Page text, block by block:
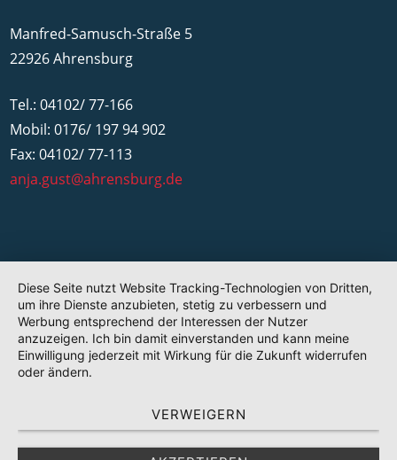
Manfred-Samusch-Straße 5
22926 Ahrensburg
Tel.: 04102/ 77-166
Mobil: 0176/ 197 94 902
Fax: 04102/ 77-113
anja.gust@ahrensburg.de
Diese Seite nutzt Website Tracking-Technologien von Dritten,
um ihre Dienste anzubieten, stetig zu verbessern und
Werbung entsprechend der Interessen der Nutzer
anzuzeigen. Ich bin damit einverstanden und kann meine
Einwilligung jederzeit mit Wirkung für die Zukunft widerrufen
oder ändern.
VERWEIGERN